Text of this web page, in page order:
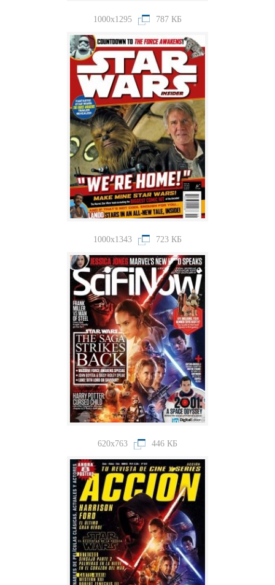
1000x1295 787 КБ
1000x1343 723 КБ
620x763 446 КБ